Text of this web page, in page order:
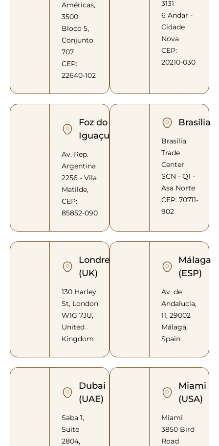
Américas,
3500
Bloco 5,
Conjunto
707
CEP:
22640-102
3131
6 Andar -
Cidade
Nova
CEP:
20210-030
Foz do
Iguaçu
Av. Rep.
Argentina
2256 - Vila
Matilde,
CEP:
85852-090
Brasília
Brasília
Trade
Center
SCN - Q1 -
Asa Norte
CEP: 70711-
902
Londres
(UK)
130 Harley
St, London
W1G 7JU,
United
Kingdom
Málaga
(ESP)
Av. de
Andalucía,
11, 29002
Málaga,
Spain
Dubai
(UAE)
Saba 1,
Suite
2804,
Miami
(USA)
Miami
3850 Bird
Road